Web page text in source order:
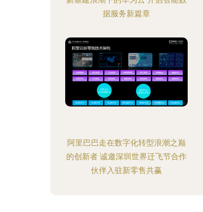
据服务新篇章
阿里巴巴走在数字化转型浪潮之巅
的创新者 诚邀深圳世界迁飞节合作
伙伴入驻新零售共赢